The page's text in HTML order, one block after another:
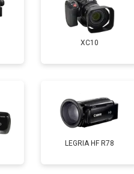
XC10
LEGRIA HF R78